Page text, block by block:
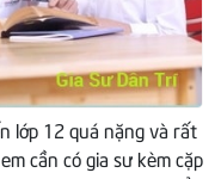
lớp 12 quá nặng và rất
cần có gia sư kèm cặp